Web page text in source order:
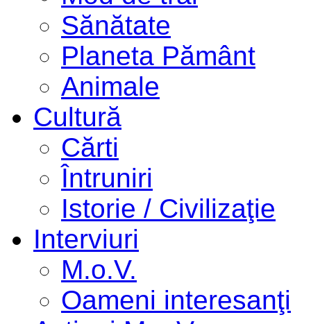
Sănătate
Planeta Pământ
Animale
Cultură
Cărti
Întruniri
Istorie / Civilizaţie
Interviuri
M.o.V.
Oameni interesanţi